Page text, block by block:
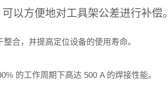
以方便地对工具架公差进行补偿。
合，并提高定位设备的使用寿命。
的工作周期下高达 500 A 的焊接性能。